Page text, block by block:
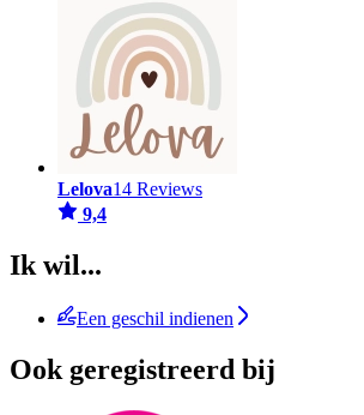
Lelova14 Reviews
9,4
Ik wil...
Een geschil indienen
Ook geregistreerd bij